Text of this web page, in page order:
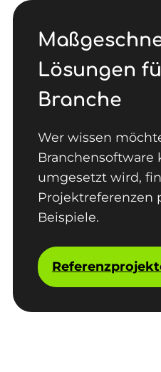
Lösungen
Branche
Wer wissen
Branchensoftware
umgesetzt wird,
Projektreferenzen
Beispiele.